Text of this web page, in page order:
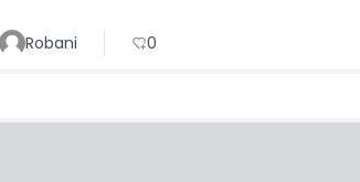
Robani 0